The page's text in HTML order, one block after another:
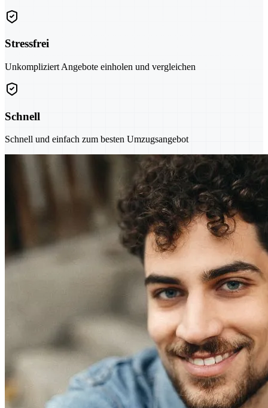
Stressfrei
Unkompliziert Angebote einholen und vergleichen
Schnell
Schnell und einfach zum besten Umzugsangebot